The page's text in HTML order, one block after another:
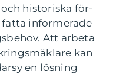
historiska för-
informerade
Att arbeta
kan
en lösning